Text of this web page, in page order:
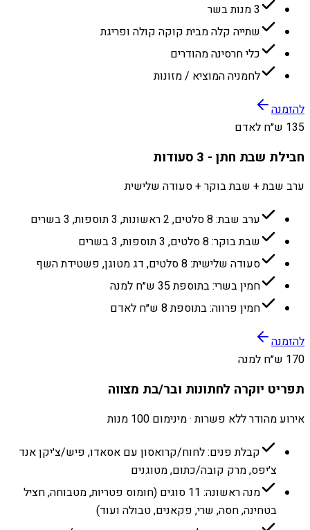
3 מנות בשר
שתייה קלה מבית קוקה קולה ופריגת
כלי חרסינה מהודרים
לחמניה המוציא / מזונות
להזמנה
135 ש״ח לאדם
חבילת שבת חתן - 3 סעודות
ערב שבת + שבת בוקר + סעודה שלישית
ערב שבת: 8 סלטים, 2 ראשונות, 3 תוספות, 3 בשרים
שבת בוקר: 8 סלטים, 3 תוספות, 3 בשרים
סעודה שלישית: 8 סלטים, דג מטוגן, פשטידת השף
חמין בשרי: בתוספת 35 ש״ח למנה
חמין פרווה: בתוספת 8 ש״ח לאדם
להזמנה
170 ש״ח למנה
תפריט יוקרה לחתונות ובר/בת מצווה
אירוע מהודר ללא פשרות · מינימום 100 מנות
קבלת פנים: לחוח/קרואסון עם אסאדו, פיש/צ׳יקן אנד
צ׳יפס, מרק קובה/כתום, מטוגנים
מנה ראשונה: 11 סוגים (חומוס פטריות, מטבוחה, חציל
בטחינה, חסה, שרי, פקאנים, טבולה ועוד)